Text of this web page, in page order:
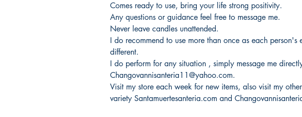
Comes ready to use, bring your life strong positivity.
Any questions or guidance feel free to message me.
Never leave candles unattended.
I do recommend to use more than once as each person's
different.
I do perform for any situation , simply message me
Changovannisanteria11@yahoo.com.
Visit my store each week for new items, also visit my
variety Santamuertesanteria.com and